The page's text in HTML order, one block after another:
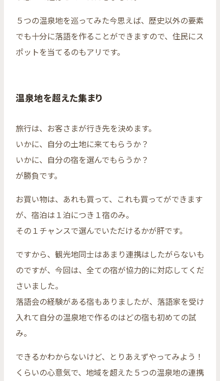
５つの温泉地を巡ってみた今思えば、歴史以外の要素
でも十分に落語を作ることができますので、住民にス
ポットを当てるのもアリです。
温泉地を超えた集まり
旅行は、お客さまが行き先を決めます。
いかに、自分の土地に来てもらうか？
いかに、自分の宿を選んでもらうか？
が勝負です。
お買い物は、あれも買って、これも買ってができます
が、宿泊は１泊につき１宿のみ。
その１チャンスで選んでいただけるかが肝です。
ですから、観光地同士はあまり連携はしたがらないも
のですが、今回は、全ての宿が協力的に対応してくだ
さいました。
落語会の経験がある宿もありましたが、落語家を受け
入れて自分の温泉地で作るのはどの宿も初めての試
み。
できるかわからないけど、とりあえずやってみよう！
くらいの心意気で、地域を超えた５つの温泉地の連携